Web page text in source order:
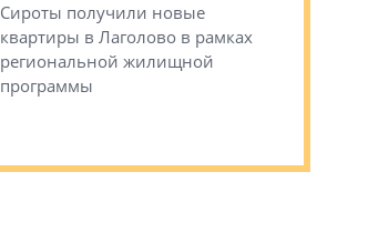
Сироты получили новые
квартиры в Лаголово в рамках
региональной жилищной
программы